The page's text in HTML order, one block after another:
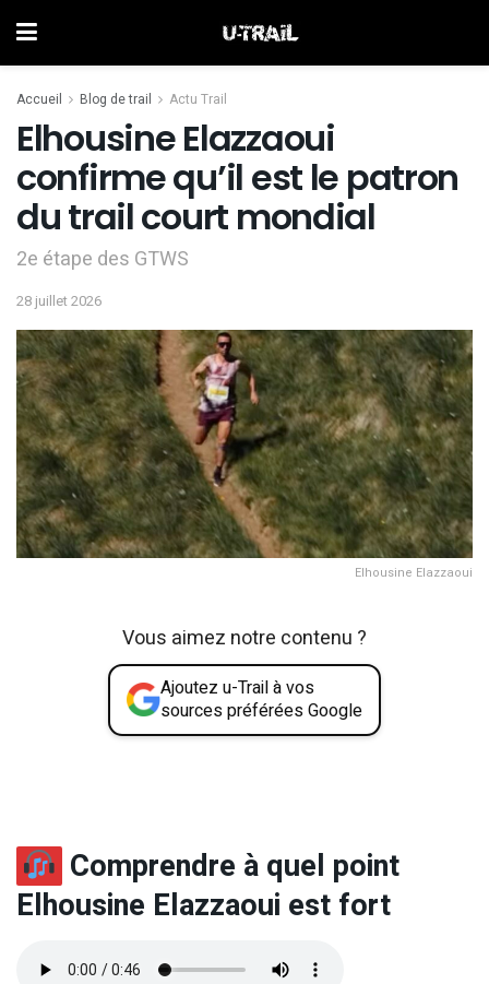
Accueil Blog de trail Actu Trail
Elhousine Elazzaoui
confirme qu’il est le patron
du trail court mondial
2e étape des GTWS
28 juillet 2026
Elhousine Elazzaoui
Vous aimez notre contenu ?
Ajoutez u-Trail à vos
sources préférées Google
Comprendre à quel point
Elhousine Elazzaoui est fort